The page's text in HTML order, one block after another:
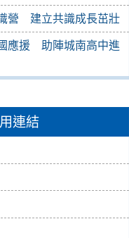
營 建立共識成長茁壯
應援 助陣城南高中進
連結